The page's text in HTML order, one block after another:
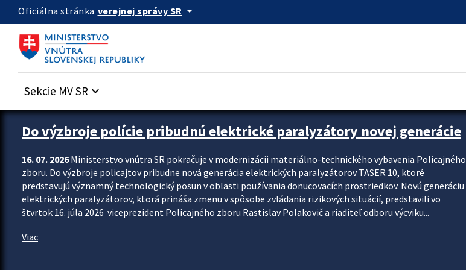
Preskocit na hlavný obsah
Oficiálna stránka verejnej správy SR arrow_drop_down
Sekcie MV SR keyboard_arrow_down
Zastavit automatický posun upútavok
Do výzbroje polície pribudnú elektrické paralyzátory novej generácie
16. 07. 2026Ministerstvo vnútra SR pokračuje v modernizácii materiálno-technického vybavenia Policajného
zboru. Do výzbroje policajtov pribudne nová generácia elektrických paralyzátorov TASER 10, ktoré
predstavujú významný technologický posun v oblasti používania donucovacích prostriedkov. Novú generáciu
elektrických paralyzátorov, ktorá prináša zmenu v spôsobe zvládania rizikových situácií, predstavili vo
štvrtok 16. júla 2026 viceprezident Policajného zboru Rastislav Polakovič a riaditeľ odboru výcviku...
Viac